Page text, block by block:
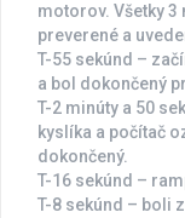
motorov. Všetky
preverené a
T-55 sekúnd –
a bol dokončený
T-2 minúty a 50
kyslíka a počítač
dokončený.
T-16 sekúnd –
T-8 sekúnd – boli